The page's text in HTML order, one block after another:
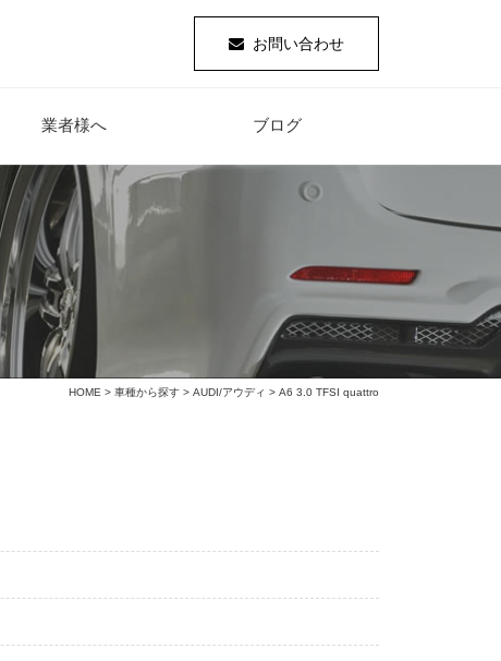
お問い合わせ
業者様へ ブログ
HOME > 車種から探す > AUDI/アウディ > A6 3.0 TFSI quattro